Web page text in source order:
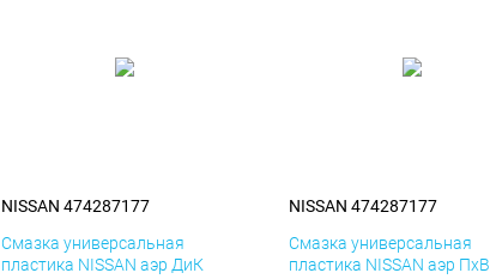
NISSAN 474287177
Смазка универсальная
пластика NISSAN аэр ДиК
NISSAN 474287177
Смазка универсальная
пластика NISSAN аэр ПхВ